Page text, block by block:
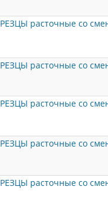
РЕЗЦЫ расточные со
РЕЗЦЫ расточные со
РЕЗЦЫ расточные со
РЕЗЦЫ расточные со
РЕЗЦЫ расточные со